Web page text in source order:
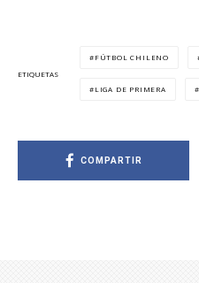
ETIQUETAS
FÚTBOL CHILENO
LIGA DE PRIMERA
COMPARTIR